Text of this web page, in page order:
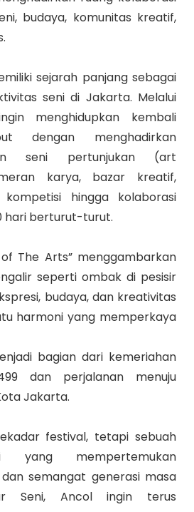
budaya, komunitas kreatif,
sejarah panjang sebagai
seni di Jakarta. Melalui
menghidupkan kembali
dengan menghadirkan
seni pertunjukan (art
karya, bazar kreatif,
hingga kolaborasi
hari berturut-turut.
The Arts” menggambarkan
seperti ombak di pesisir
budaya, dan kreativitas
harmoni yang memperkaya
bagian dari kemeriahan
dan perjalanan menuju
Jakarta.
festival, tetapi sebuah
yang mempertemukan
semangat generasi masa
Seni, Ancol ingin terus